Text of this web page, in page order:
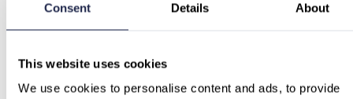
Consent Details About
This website uses cookies
We use cookies to personalise content and ads, to provide